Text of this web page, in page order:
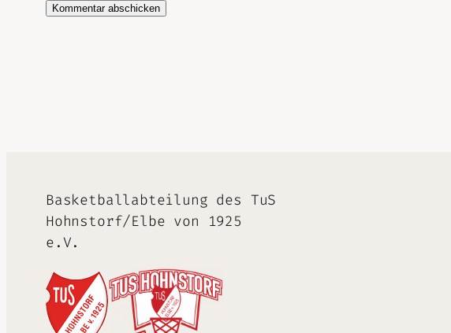
Basketballabteilung des TuS
Hohnstorf/Elbe von 1925
e.V.